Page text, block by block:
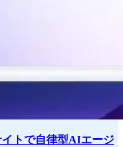
イトで自律型AIエージ